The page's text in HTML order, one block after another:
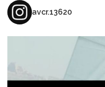
avcr.13620